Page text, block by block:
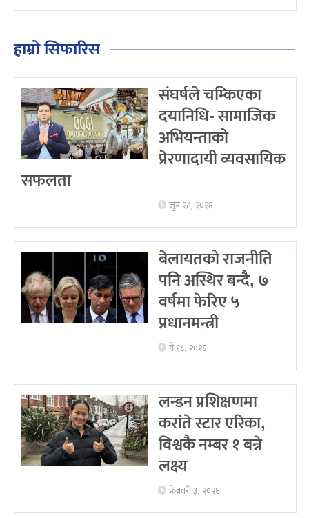
हाम्रो सिफारिस
संघर्षले चम्किएका
दयानिधि- सामाजिक
अभियन्ताको
प्रेरणादायी व्यवसायिक
सफलता
जुन २८, २०२६
बेलायतको राजनीति
पनि अस्थिर बन्दै, ७
वर्षमा फेरिए ५
प्रधानमन्त्री
मे १८, २०२६
लन्डन प्रशिक्षणमा
करांते स्टार एरिका,
विश्वकै नम्बर १ बन्ने
लक्ष्य
फ्रेब्रवरी ३, २०२६